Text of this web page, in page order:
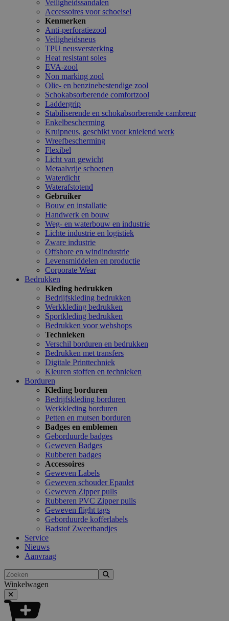
Veiligheidssandalen
Accessoires voor schoeisel
Kenmerken
Anti-perforatiezool
Veiligheidsneus
TPU neusversterking
Heat resistant soles
EVA-zool
Non marking zool
Olie- en benzinebestendige zool
Schokabsorberende comfortzool
Laddergrip
Stabiliserende en schokabsorberende cambreur
Enkelbescherming
Kruipneus, geschikt voor knielend werk
Wreefbescherming
Flexibel
Licht van gewicht
Metaalvrije schoenen
Waterdicht
Waterafstotend
Gebruiker
Bouw en installatie
Handwerk en bouw
Weg- en waterbouw en industrie
Lichte industrie en logistiek
Zware industrie
Offshore en windindustrie
Levensmiddelen en productie
Corporate Wear
Bedrukken
Kleding bedrukken
Bedrijfskleding bedrukken
Werkkleding bedrukken
Sportkleding bedrukken
Bedrukken voor webshops
Technieken
Verschil borduren en bedrukken
Bedrukken met transfers
Digitale Printtechniek
Kleuren stoffen en technieken
Borduren
Kleding borduren
Bedrijfskleding borduren
Werkkleding borduren
Petten en mutsen borduren
Badges en emblemen
Geborduurde badges
Geweven Badges
Rubberen badges
Accessoires
Geweven Labels
Geweven schouder Epaulet
Geweven Zipper pulls
Rubberen PVC Zipper pulls
Geweven flight tags
Geborduurde kofferlabels
Badstof Zweetbandjes
Service
Nieuws
Aanvraag
Zoeken
Winkelwagen